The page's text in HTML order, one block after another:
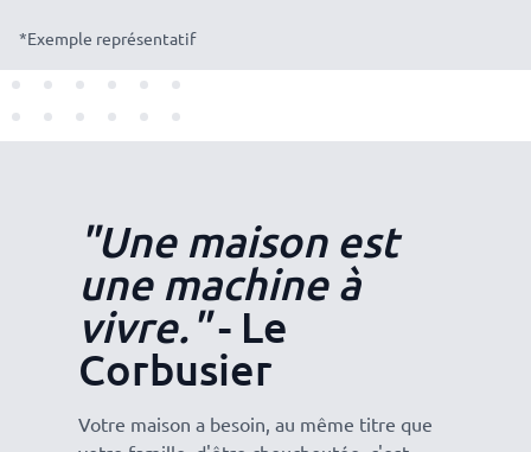
*Exemple représentatif
"Une maison est
une machine à
vivre."- Le
Corbusier
Votre maison a besoin, au même titre que